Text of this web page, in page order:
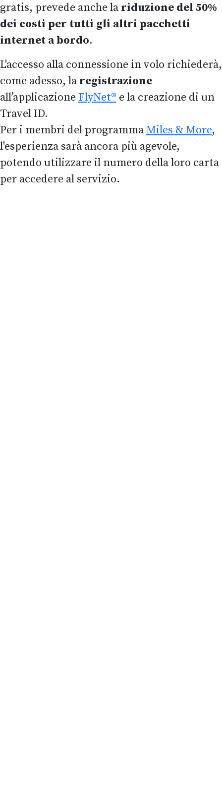
gratis, prevede anche la riduzione del 50%
dei costi per tutti gli altri pacchetti
internet a bordo.
L'accesso alla connessione in volo richiederà,
come adesso, la registrazione
all’applicazione FlyNet® e la creazione di un
Travel ID.
Per i membri del programma Miles & More,
l'esperienza sarà ancora più agevole,
potendo utilizzare il numero della loro carta
per accedere al servizio.